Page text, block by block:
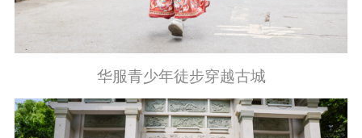
华服青少年徒步穿越古城